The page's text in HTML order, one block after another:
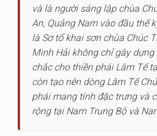
và là người sáng lập chùa
An, Quảng Nam vào đầu thế
là Sơ tổ khai sơn chùa Chúc
Minh Hải không chỉ gây
chắc cho thiền phái Lâm Tế
còn tạo nên dòng Lâm Tế
phái mang tính đặc trưng và
rộng tại Nam Trung Bộ và